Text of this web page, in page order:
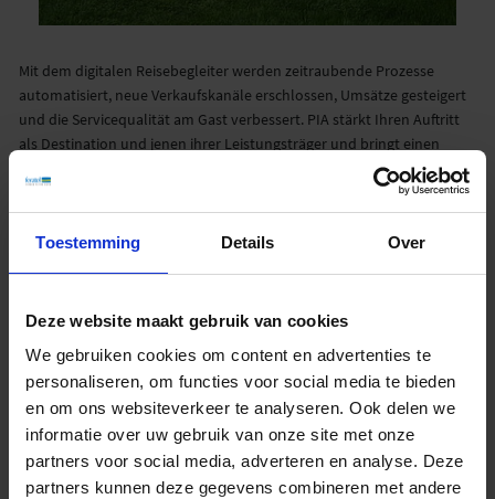
Toestemming Details Over
Deze website maakt gebruik van cookies
We gebruiken cookies om content en advertenties te
personaliseren, om functies voor social media te bieden
en om ons websiteverkeer te analyseren. Ook delen we
informatie over uw gebruik van onze site met onze
partners voor social media, adverteren en analyse. Deze
partners kunnen deze gegevens combineren met andere
Mit dem digitalen Reisebegleiter werden zeitraubende Prozesse
automatisiert, neue Verkaufskanäle erschlossen, Umsätze gesteigert
und die Servicequalität am Gast verbessert. PIA stärkt Ihren Auftritt
als Destination und jenen ihrer Leistungsträger und bringt einen
weiteren, wesentlichen Vorteil: Mehr Zeit für die persönliche
Betreuung der Gäste.
Vor, während und nach dem Aufenthalt bildet diese progressive Web
Kommunikator, Aktivitätenplaner, Gastroguide, Wetterfrosch oder
Markenbotschafter – mit PIA, dem Personal Interests` Assistant von
feratel heben Sie als Destination ihre Kundenbindung auf ein neues
Level.
Als progressive Web App programmiert erfordert die innovative
Softwarelösung keinen Download, verschwendet keinen